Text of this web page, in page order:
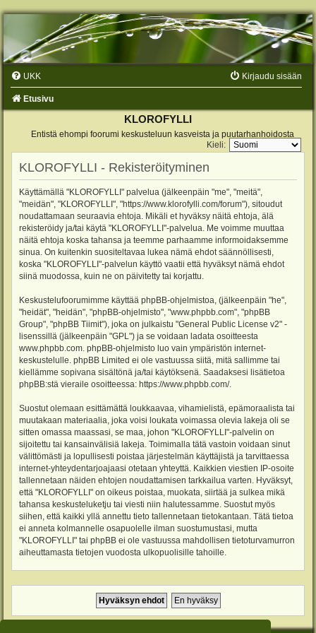
UKK Kirjaudu sisään
Etusivu
KLOROFYLLI
Entistä ehompi foorumi keskusteluun kasveista ja puutarhanhoidosta
Kieli:
KLOROFYLLI - Rekisteröityminen
Käyttämällä "KLOROFYLLI" palvelua (jälkeenpäin "me", "meitä",
"meidän", "KLOROFYLLI", "https://www.klorofylli.com/forum"), sitoudut
noudattamaan seuraavia ehtoja. Mikäli et hyväksy näitä ehtoja, älä
rekisteröidy ja/tai käytä "KLOROFYLLI"-palvelua. Me voimme muuttaa
näitä ehtoja koska tahansa ja teemme parhaamme informoidaksemme
sinua. On kuitenkin suositeltavaa lukea nämä ehdot säännöllisesti,
koska "KLOROFYLLI"-palvelun käyttö vaatii että hyväksyt nämä ehdot
siinä muodossa, kuin ne on päivitetty tai korjattu.
Keskustelufoorumimme käyttää phpBB-ohjelmistoa, (jälkeenpäin "he",
"heidät", "heidän", "phpBB-ohjelmisto", "www.phpbb.com", "phpBB
Group", "phpBB Tiimit"), joka on julkaistu "General Public License v2" -
lisenssillä (jälkeenpäin "GPL") ja se voidaan ladata osoitteesta
www.phpbb.com . phpBB-ohjelmisto luo vain ympäristön internet-
keskustelulle. phpBB Limited ei ole vastuussa siitä, mitä sallimme tai
kiellämme sopivana sisältönä ja/tai käytöksenä. Saadaksesi lisätietoa
phpBB:stä vieraile osoitteessa: https://www.phpbb.com/.
Suostut olemaan esittämättä loukkaavaa, vihamielistä, epämoraalista tai
muutakaan materiaalia, joka voisi loukata voimassa olevia lakeja oli se
sitten omassa maassasi, se maa, johon "KLOROFYLLI"-palvelin on
sijoitettu tai kansainvälisiä lakeja. Toimimalla tätä vastoin voidaan sinut
välittömästi ja lopullisesti poistaa järjestelmän käyttäjistä ja tarvittaessa
internet-yhteydentarjoajaasi otetaan yhteyttä. Kaikkien viestien IP-osoite
tallennetaan näiden ehtojen noudattamisen tarkkailua varten. Hyväksyt,
että "KLOROFYLLI" on oikeus poistaa, muokata, siirtää ja sulkea mikä
tahansa keskusteluketju tai viesti niin halutessamme. Suostut myös
siihen, että kaikki yllä annettu tieto tallennetaan tietokantaan. Tätä tietoa
ei anneta kolmannelle osapuolelle ilman suostumustasi, mutta
"KLOROFYLLI" tai phpBB ei ole vastuussa mahdollisen tietoturvamurron
aiheuttamasta tietojen vuodosta ulkopuolisille tahoille.